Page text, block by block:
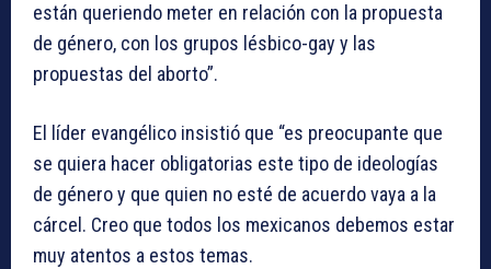
están queriendo meter en relación con la propuesta
de género, con los grupos lésbico-gay y las
propuestas del aborto”.
El líder evangélico insistió que “es preocupante que
se quiera hacer obligatorias este tipo de ideologías
de género y que quien no esté de acuerdo vaya a la
cárcel. Creo que todos los mexicanos debemos estar
muy atentos a estos temas.